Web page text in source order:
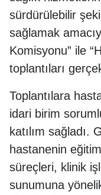
sürdürülebilir
sağlamak
Komisyonu” ile
toplantıları
Toplantılara
idari birim
katılım sağladı.
hastanenin
süreçleri, klinik
sunumuna